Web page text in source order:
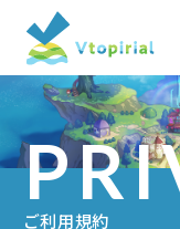
ご利用規約